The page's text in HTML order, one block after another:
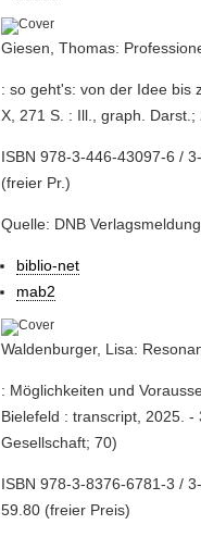
Giesen, Thomas:
: so geht's: von der Idee bis
X, 271 S. : Ill., graph. Darst.;
ISBN 978-3-446-43097-6 /
(freier Pr.)
Quelle: DNB
biblio-net
mab2
Waldenburger, Lisa:
: Möglichkeiten und
Bielefeld : transcript, 2025.
Gesellschaft; 70)
ISBN 978-3-8376-6781-3 /
59.80 (freier Preis)